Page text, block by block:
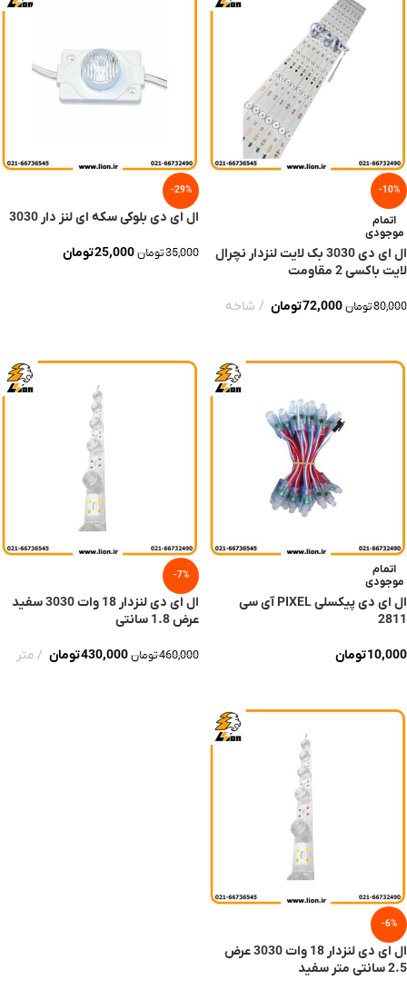
-10%
اتمام
موجودی
ال ای دی 3030 بک لایت لنزدار نچرال
لایت باکسی 2 مقاومت
80,000تومان72,000تومان شاخه
-29%
ال ای دی بلوکی سکه ای لنز دار 3030
35,000تومان25,000تومان
اتمام
موجودی
ال ای دی پیکسلی PIXEL آی سی
2811
10,000تومان
-7%
ال ای دی لنزدار 18 وات 3030 سفید
عرض 1.8 سانتی
460,000تومان430,000تومان متر
-6%
ال ای دی لنزدار 18 وات 3030 عرض
2.5 سانتی متر سفید